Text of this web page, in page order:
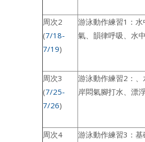
周次2
(7/18-
7/19)
游泳動作練習1：水
氣、韻律呼吸、水
周次3
(7/25-
7/26)
游泳動作練習2：、
岸悶氣腳打水、漂
周次4
游泳動作練習3：